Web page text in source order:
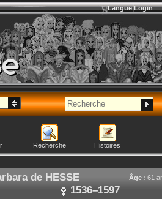
Langue Login
Recherche Histoires
de HESSE Âge : 61
1536–1597